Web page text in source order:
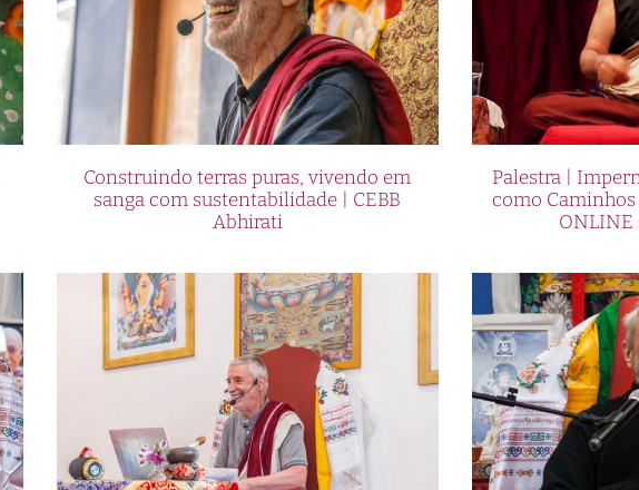
Construindo terras puras, vivendo em
sanga com sustentabilidade | CEBB
Abhirati
Palestra |
como Caminhos
ONLINE